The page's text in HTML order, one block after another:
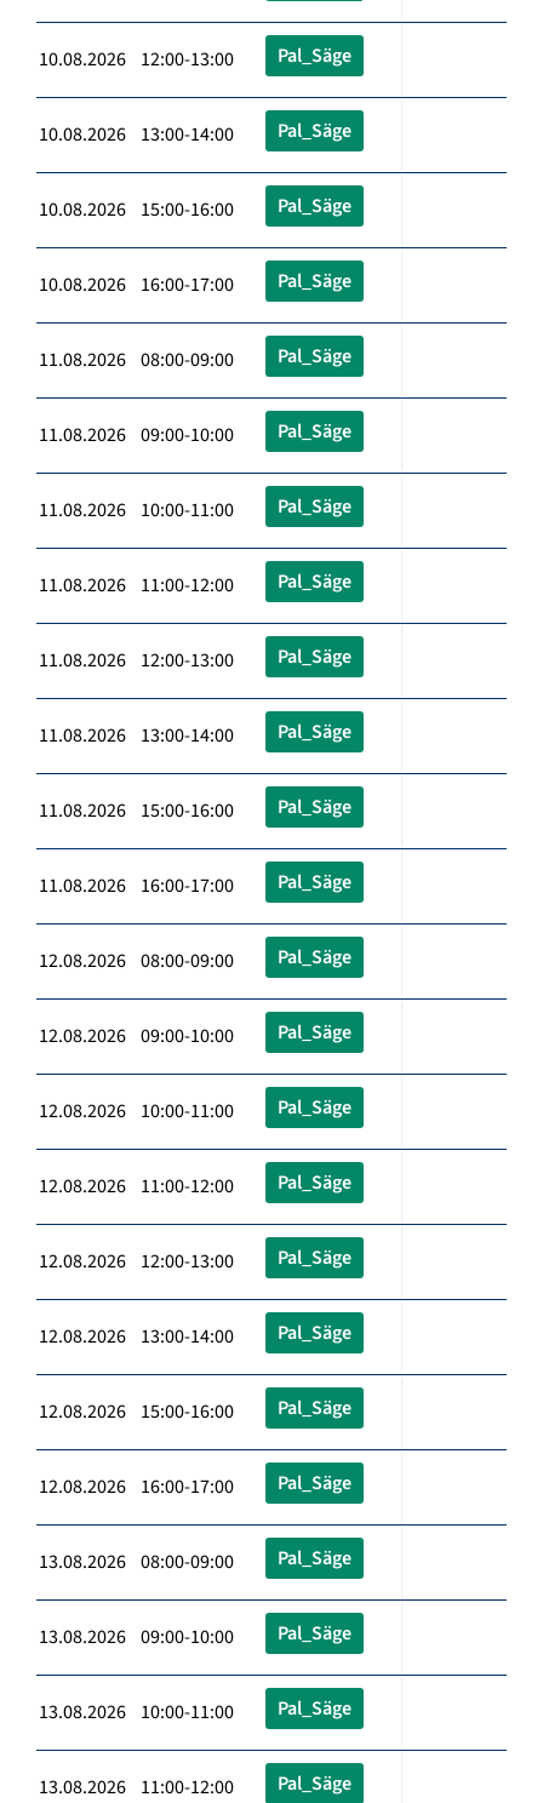
10.08.2026 12:00-13:00 Pal_Säge
10.08.2026 13:00-14:00 Pal_Säge
10.08.2026 15:00-16:00 Pal_Säge
10.08.2026 16:00-17:00 Pal_Säge
11.08.2026 08:00-09:00 Pal_Säge
11.08.2026 09:00-10:00 Pal_Säge
11.08.2026 10:00-11:00 Pal_Säge
11.08.2026 11:00-12:00 Pal_Säge
11.08.2026 12:00-13:00 Pal_Säge
11.08.2026 13:00-14:00 Pal_Säge
11.08.2026 15:00-16:00 Pal_Säge
11.08.2026 16:00-17:00 Pal_Säge
12.08.2026 08:00-09:00 Pal_Säge
12.08.2026 09:00-10:00 Pal_Säge
12.08.2026 10:00-11:00 Pal_Säge
12.08.2026 11:00-12:00 Pal_Säge
12.08.2026 12:00-13:00 Pal_Säge
12.08.2026 13:00-14:00 Pal_Säge
12.08.2026 15:00-16:00 Pal_Säge
12.08.2026 16:00-17:00 Pal_Säge
13.08.2026 08:00-09:00 Pal_Säge
13.08.2026 09:00-10:00 Pal_Säge
13.08.2026 10:00-11:00 Pal_Säge
13.08.2026 11:00-12:00 Pal_Säge